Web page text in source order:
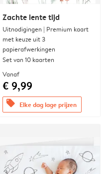
Zachte lente tijd
Uitnodigingen | Premium kaart
met keuze uit 3
papierafwerkingen
Set van 10 kaarten
Vanaf
€ 9,99
offers Elke dag lage prijzen